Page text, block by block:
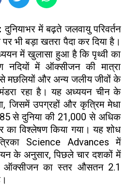
दुनियाभर में बढ़ते जलवायु परिवर्तन
भी बड़ा खतरा पैदा कर दिया है।
में खुलासा हुआ है कि पृथ्वी का
नदियों में ऑक्सीजन की मात्रा
मछलियों और अन्य जलीय जीवों के
रहा है। यह अध्ययन चीन के
जिसमें उपग्रहों और कृत्रिम मेधा
से दुनिया की 21,000 से अधिक
विश्लेषण किया गया। यह शोध
Science Advances में
के अनुसार, पिछले चार दशकों में
ऑक्सीजन का स्तर औसतन 2.1